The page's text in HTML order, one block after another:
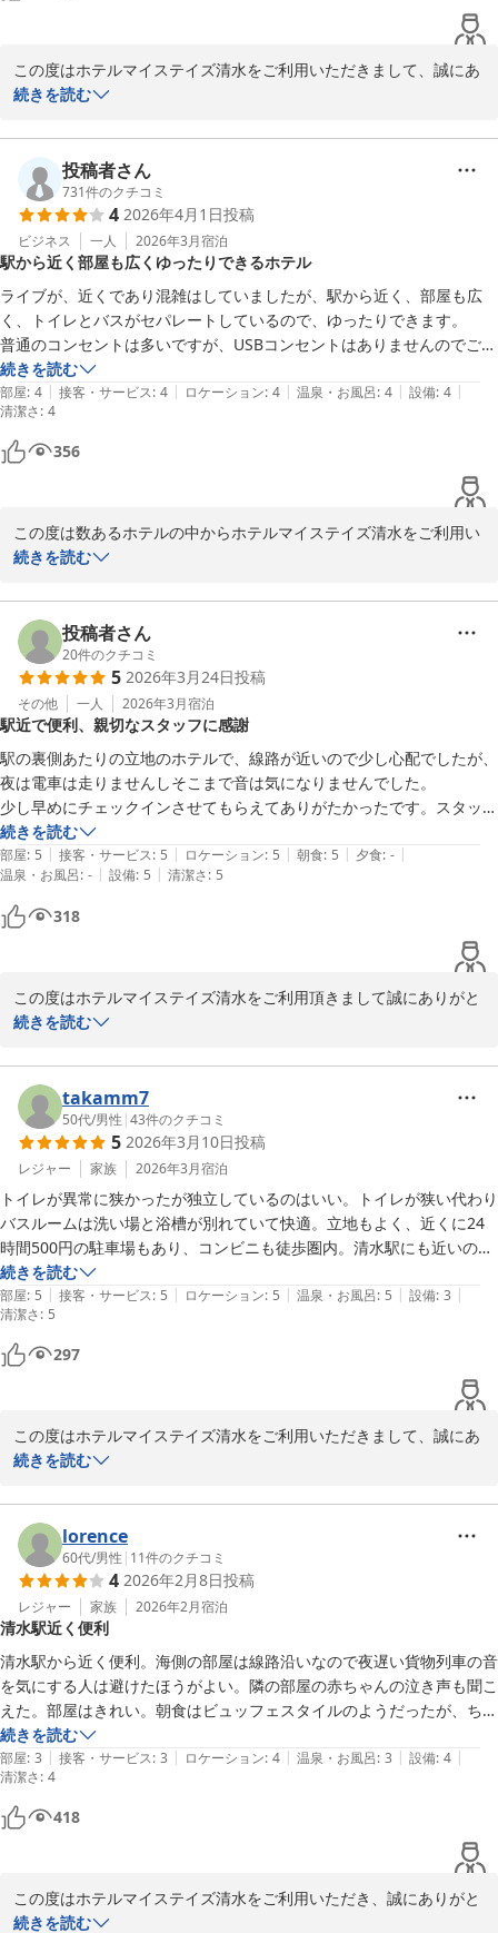
今後もお客様に安心してご利用いただけるホテルを目指して精進し
てまいりますので、また清水へお越しの際にはぜひ当館をご利用い
ただけますと幸いでございます。
お客様のまたのお越しを心よりお待ち申し上げております。
ホテルマイステイズ清水　フロント
ホテルマイステイズ清水
2026-04-23
さらに、洗面台が視界に入りやすい配置なのも少し落ち着かない印象で
した。
この度はホテルマイステイズ清水をご利用いただきまして、誠にあ
りがとうございます。
こと、心より御礼申し上げます。
設備面につきまして、数々のご不便をおかけいたしましたこと、誠
に申し訳ございません。
トイレの広さや脱衣スペースの不足によりご不自由をお感じになら
れた点、また同行者様とのご滞在においてご不便が生じたこと、深
くお詫び申し上げます。構造上すぐの改善が難しい部分もございま
すが、いただいたご意見は今後の施設改善の参考とさせていただき
ます。
また、空気清浄機のコンセント位置の分かりづらさや、ベッドの配
置、洗面台のレイアウトにつきましても、ご滞在中にご不便・ご不
快な思いをおかけし、大変心苦しく存じます。すぐの改善が難しい
点ではございますが、より快適にお過ごしいただけるよう、今後の
そのような中でも、清潔感や立地の利便性についてお褒めのお言葉
を頂戴し、大変嬉しく存じます。
ス・設備の向上に努めてまいります。
誠に勝手ではございますが、また清水へお越しの際には当館をご利
用いただけますと幸いでございます。
お客様のまたのお越しをスタッフ一同、心よりお待ち申し上げてお
ります。
ホテルマイステイズ清水　フロント
ホテルマイステイズ清水
2026-04-15
続きを読む
投稿者さん
731件のクチコミ
4 2026年4月1日投稿
ビジネス 一人 2026年3月宿泊
駅から近く部屋も広くゆったりできるホテル
ライブが、近くであり混雑はしていましたが、駅から近く、部屋も広
く、トイレとバスがセパレートしているので、ゆったりできます。
普通のコンセントは多いですが、USBコンセントはありませんのでご注
意ください。
続きを読む
部屋: 4 | 接客・サービス: 4 | ロケーション: 4 | 温泉・お風呂: 4 | 設備: 4 |
清潔さ: 4
356
この度は数あるホテルの中からホテルマイステイズ清水をご利用い
ただきまして誠にありがとうございます。
しており、観光でもビジネスでもアクセスが大変便利で多くのお客
様から大変ご好評いただいております。
また、当館は浴槽と洗い場が別になっており、トイレも独立してい
るのはビジネスホテルでは珍しく、多くのお客様にお喜び頂いてお
ります。
ご指摘がありましたUSBコンセントはなくご不便をおかけして申し
訳ございません。
また機会がございましたらホテルマイステイズ清水をぜひご利用く
ださいませ。
ホテルマイステイズ清水　フロントスタッフ
ホテルマイステイズ清水
2026-04-01
続きを読む
投稿者さん
20件のクチコミ
5 2026年3月24日投稿
その他 一人 2026年3月宿泊
駅近で便利、親切なスタッフに感謝
駅の裏側あたりの立地のホテルで、線路が近いので少し心配でしたが、
夜は電車は走りませんしそこまで音は気になりませんでした。
少し早めにチェックインさせてもらえてありがたかったです。スタッフ
さんたちみなさん親切でした。ホテルの部屋の階の高さも位置も私には
最高でした感謝です。
駅から近くて便利でした◎
続きを読む
部屋: 5 | 接客・サービス: 5 | ロケーション: 5 | 朝食: 5 | 夕食: - |
温泉・お風呂: - | 設備: 5 | 清潔さ: 5
318
この度はホテルマイステイズ清水をご利用頂きまして誠にありがと
うございます。
接客や客室に関しましてもお褒めの言葉を頂き、大変光栄でござい
ます。
当館は駅からも近く、周辺観光地や飲食店へのアクセスも良い為、
利便性が良い点も魅力の一つでございます。
お客様のまたのご利用を心よりお待ちしております。
ホテルマイステイズ清水　フロント
ホテルマイステイズ清水
2026-03-25
続きを読む
takamm7
50代/男性 |43件のクチコミ
5 2026年3月10日投稿
レジャー 家族 2026年3月宿泊
トイレが異常に狭かったが独立しているのはいい。トイレが狭い代わり
バスルームは洗い場と浴槽が別れていて快適。立地もよく、近くに24
時間500円の駐車場もあり、コンビニも徒歩圏内。清水駅にも近いので
静岡方面、富士方面への移動もしやすい。清水に宿泊するならこのホテ
ルはいい選択肢だと思います。
続きを読む
部屋: 5 | 接客・サービス: 5 | ロケーション: 5 | 温泉・お風呂: 5 | 設備: 3 |
清潔さ: 5
297
この度はホテルマイステイズ清水をご利用いただきまして、誠にあ
りがとうございます。
礼申し上げます。
当館のバスルームにつきまして、洗い場と浴槽が分かれている点を
快適にご利用いただけたとのこと、大変嬉しく拝読いたしました。
また、立地や周辺の駐車場、コンビニエンスストアへのアクセス、
さらに清水駅からの利便性についてもご評価いただき、誠にありが
とうございます。観光やお仕事でお越しのお客様にとって、移動の
しやすさや周辺環境の利便性は大切な要素であると考えております
ので、その点を感じていただけたことを嬉しく存じます。
一方で、トイレの広さにつきましてはご不便をおかけし申し訳ござ
いません。設備の構造上すぐの改善は難しい部分もございますが、
いただいたご意見は今後の施設運営や設備改善の参考として大切に
お預かりさせていただきます。
これからも皆様に安心して快適にお過ごしいただけるホテルを目指
し、設備の維持管理とサービス向上に努めてまいります。清水へお
越しの際には、ぜひまた当館をご利用いただけますと幸いでござい
続きを読む
lorence
60代/男性 | 11件のクチコミ
4 2026年2月8日投稿
レジャー 家族 2026年2月宿泊
清水駅近く便利
清水駅から近く便利。海側の部屋は線路沿いなので夜遅い貨物列車の音
を気にする人は避けたほうがよい。隣の部屋の赤ちゃんの泣き声も聞こ
えた。部屋はきれい。朝食はビュッフェスタイルのようだったが、ちょ
っと高くて敬遠しました。
続きを読む
部屋: 3 | 接客・サービス: 3 | ロケーション: 4 | 温泉・お風呂: 3 | 設備: 4 |
清潔さ: 4
418
この度はホテルマイステイズ清水をご利用いただき、誠にありがと
うございます。
続きを読む